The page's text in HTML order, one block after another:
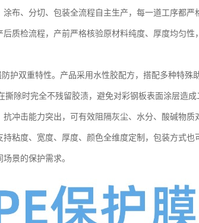
布、分切、包装全流程自主生产，每一道工序都严
质检流程，产前严格核验原材料纯度、厚度均匀性
护双重特性。产品采用水性胶配方，搭配多种特殊
除时完全不残留胶渍，避免对彩钢板表面涂层造
冲击能力突出，可有效阻隔灰尘、水分、酸碱物质
粘度、宽度、厚度、颜色全维度定制，包装方式也
景的保护需求。